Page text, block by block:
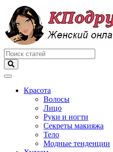
Меню
Красота
Волосы
Лицо
Руки и ногти
Секреты макияжа
Тело
Модные тенденции